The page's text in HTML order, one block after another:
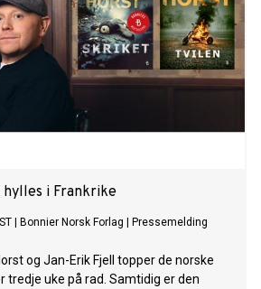
i Frankrike
Bonnier Norsk Forlag Pressemelding
og Jan-Erik Fjell topper de norske
tredje uke på rad. Samtidig er den